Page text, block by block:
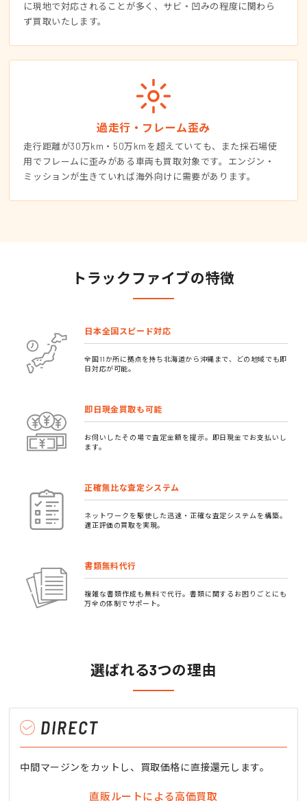
に現地で対応されることが多く、サビ・凹みの程度に関わら
ず買取いたします。
過走行・フレーム歪み
走行距離が30万km・50万kmを超えていても、また採石場使
用でフレームに歪みがある車両も買取対象です。エンジン・
ミッションが生きていれば海外向けに需要があります。
トラックファイブの特徴
日本全国スピード対応
全国11か所に拠点を持ち北海道から沖縄まで、どの地域でも即
日対応が可能。
即日現金買取も可能
お伺いしたその場で査定金額を提示。即日現金でお支払いし
ます。
正確無比な査定システム
ネットワークを駆使した迅速・正確な査定システムを構築。
適正評価の買取を実現。
書類無料代行
複雑な書類作成も無料で代行。書類に関するお困りごとにも
万全の体制でサポート。
選ばれる3つの理由
DIRECT
中間マージンをカットし、買取価格に直接還元します。
直販ルートによる高価買取